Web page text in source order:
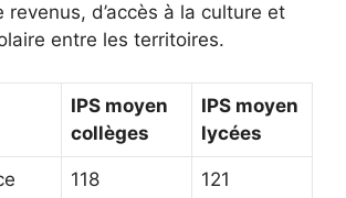
revenus, d’accès à la culture et
entre les territoires.
IPS moyen
collèges
IPS moyen
lycées
118 121